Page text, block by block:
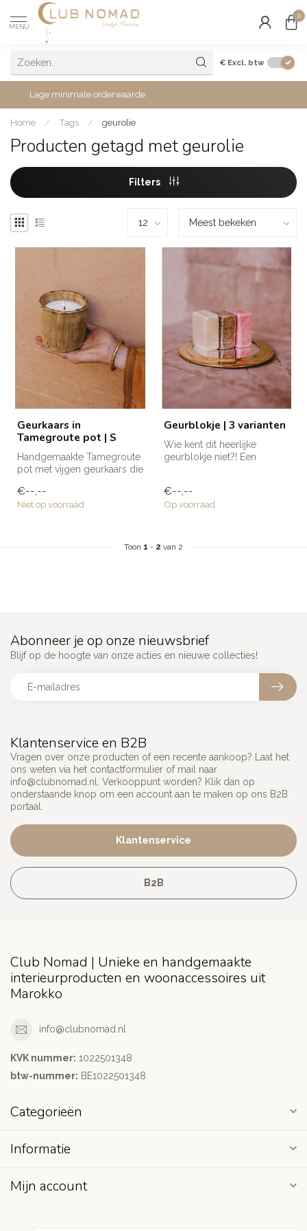
MENU
0
€ Excl. btw
Lage minimale orderwaarde
Home / Tags / geurolie
Producten getagd met geurolie
Filters
Geurkaars in
Tamegroute pot | S
Handgemaakte Tamegroute
pot met vijgen geurkaars die
€--,--
Niet op voorraad
Geurblokje | 3 varianten
Wie kent dit heerlijke
geurblokje niet?! Een
€--,--
Op voorraad
Toon 1 - 2 van 2
Klantenservice en B2B
Vragen over onze producten of een recente aankoop? Laat het
ons weten via het contactformulier of mail naar
info@clubnomad.nl
. Verkooppunt worden? Klik dan op
onderstaande knop om een account aan te maken op ons B2B
portaal.
Klantenservice
B2B
Abonneer je op onze nieuwsbrief
Blijf op de hoogte van onze acties en nieuwe collecties!
Club Nomad | Unieke en handgemaakte
interieurproducten en woonaccessoires uit
Marokko
info@clubnomad.nl
KVK nummer: 1022501348
btw-nummer: BE1022501348
Categorieën
Informatie
Mijn account